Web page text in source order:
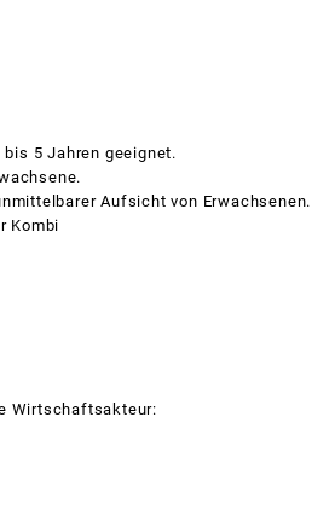
bis 5 Jahren geeignet.
Aufsicht von Erwachsenen.
Kombi
Wirtschaftsakteur: